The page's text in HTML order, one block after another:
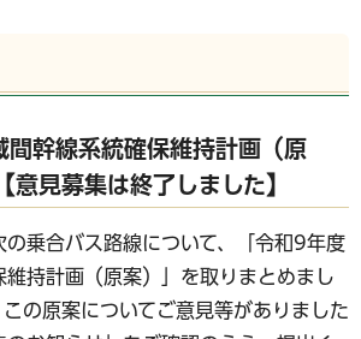
間幹線系統確保維持計画（原
意見募集は終了しました】
の乗合バス路線について、「令和9年度
持計画（原案）」を取りまとめまし
の原案についてご意見等がありました